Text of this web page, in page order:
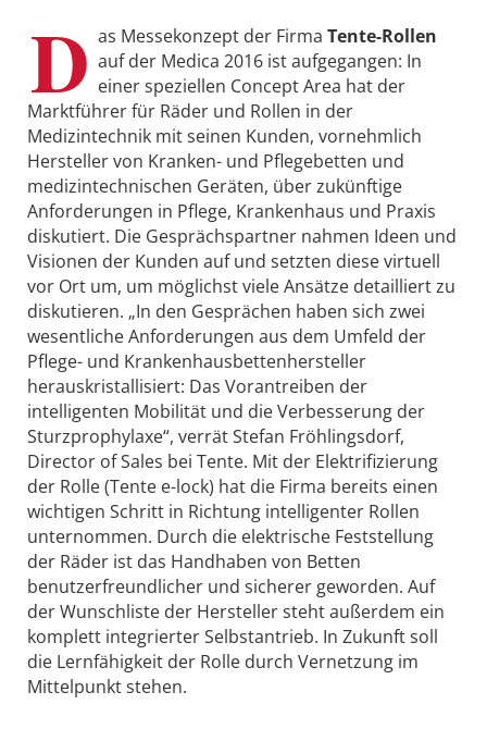
D as Messekonzept der Firma Tente-Rollen
auf der Medica 2016 ist aufgegangen: In
einer speziellen Concept Area hat der
Marktführer für Räder und Rollen in der
Medizintechnik mit seinen Kunden, vornehmlich
Hersteller von Kranken- und Pflegebetten und
medizintechnischen Geräten, über zukünftige
Anforderungen in Pflege, Krankenhaus und Praxis
diskutiert. Die Gesprächspartner nahmen Ideen und
Visionen der Kunden auf und setzten diese virtuell
vor Ort um, um möglichst viele Ansätze detailliert zu
diskutieren. „In den Gesprächen haben sich zwei
wesentliche Anforderungen aus dem Umfeld der
Pflege- und Krankenhausbettenhersteller
herauskristallisiert: Das Vorantreiben der
intelligenten Mobilität und die Verbesserung der
Sturzprophylaxe“, verrät Stefan Fröhlingsdorf,
Director of Sales bei Tente. Mit der Elektrifizierung
der Rolle (Tente e-lock) hat die Firma bereits einen
wichtigen Schritt in Richtung intelligenter Rollen
unternommen. Durch die elektrische Feststellung
der Räder ist das Handhaben von Betten
benutzerfreundlicher und sicherer geworden. Auf
der Wunschliste der Hersteller steht außerdem ein
komplett integrierter Selbstantrieb. In Zukunft soll
die Lernfähigkeit der Rolle durch Vernetzung im
Mittelpunkt stehen.